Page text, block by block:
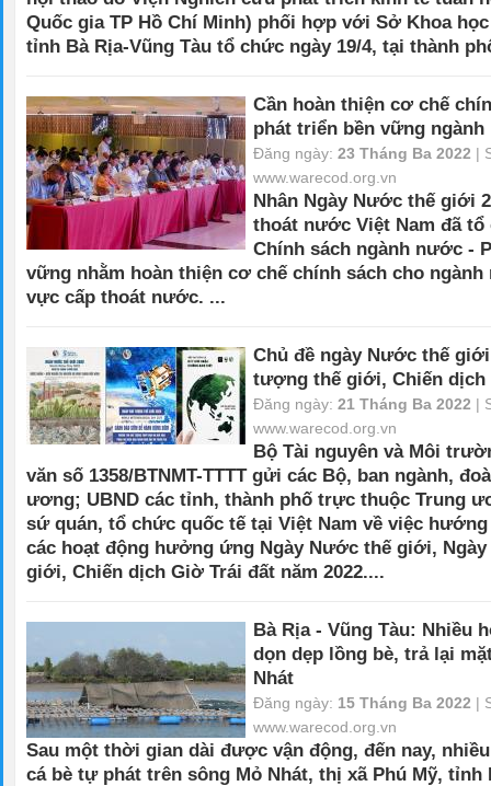
Quốc gia TP Hồ Chí Minh) phối hợp với Sở Khoa
tỉnh Bà Rịa-Vũng Tàu tổ chức ngày 19/4, tại thành
Cần hoàn thiện cơ chế
phát triển bền vững
Đăng ngày: 23 Tháng Ba 2022 |
www.warecod.org.vn
Nhân Ngày Nước thế giới
thoát nước Việt Nam đã tổ
Chính sách ngành nước -
vững nhằm hoàn thiện cơ chế chính sách cho
vực cấp thoát nước. ...
Chủ đề ngày Nước thế
tượng thế giới, Chiến dịch
Đăng ngày: 21 Tháng Ba 2022 |
www.warecod.org.vn
Bộ Tài nguyên và Môi
văn số 1358/BTNMT-TTTT gửi các Bộ, ban ngành,
ương; UBND các tỉnh, thành phố trực thuộc Trung
sứ quán, tổ chức quốc tế tại Việt Nam về việc
các hoạt động hưởng ứng Ngày Nước thế giới,
giới, Chiến dịch Giờ Trái đất năm 2022....
Bà Rịa - Vũng Tàu: Nhiều
dọn dẹp lồng bè, trả lại
Nhát
Đăng ngày: 15 Tháng Ba 2022 |
www.warecod.org.vn
Sau một thời gian dài được vận động, đến nay,
cá bè tự phát trên sông Mỏ Nhát, thị xã Phú Mỹ, tỉnh